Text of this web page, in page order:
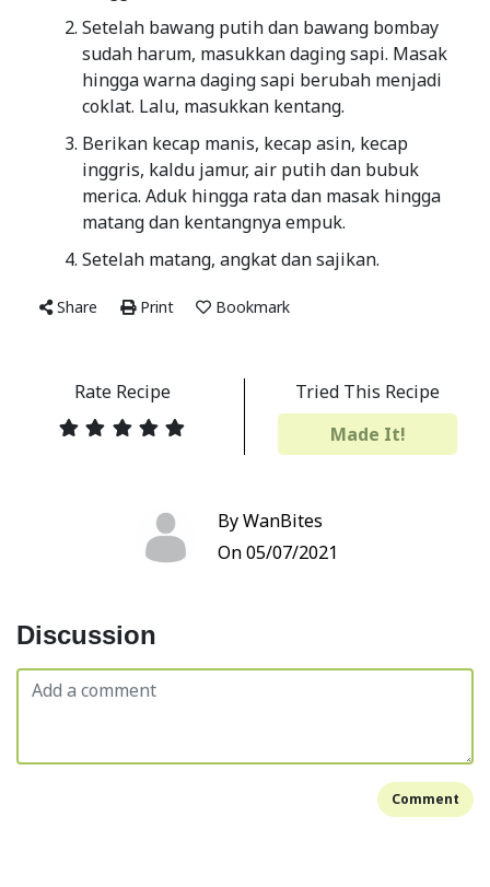
Setelah bawang putih dan bawang bombay
sudah harum, masukkan daging sapi. Masak
hingga warna daging sapi berubah menjadi
coklat. Lalu, masukkan kentang.
Berikan kecap manis, kecap asin, kecap
inggris, kaldu jamur, air putih dan bubuk
merica. Aduk hingga rata dan masak hingga
matang dan kentangnya empuk.
Setelah matang, angkat dan sajikan.
Share Print Bookmark
Rate Recipe
Tried This Recipe
Made It!
By WanBites
On 05/07/2021
Discussion
Comment